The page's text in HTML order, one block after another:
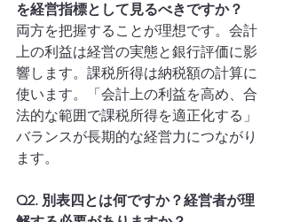
を経営指標として見るべきですか？
両方を把握することが理想です。会計
上の利益は経営の実態と銀行評価に影
響します。課税所得は納税額の計算に
使います。「会計上の利益を高め、合
法的な範囲で課税所得を適正化する」
バランスが長期的な経営力につながり
ます。
Q2. 別表四とは何ですか？経営者が理